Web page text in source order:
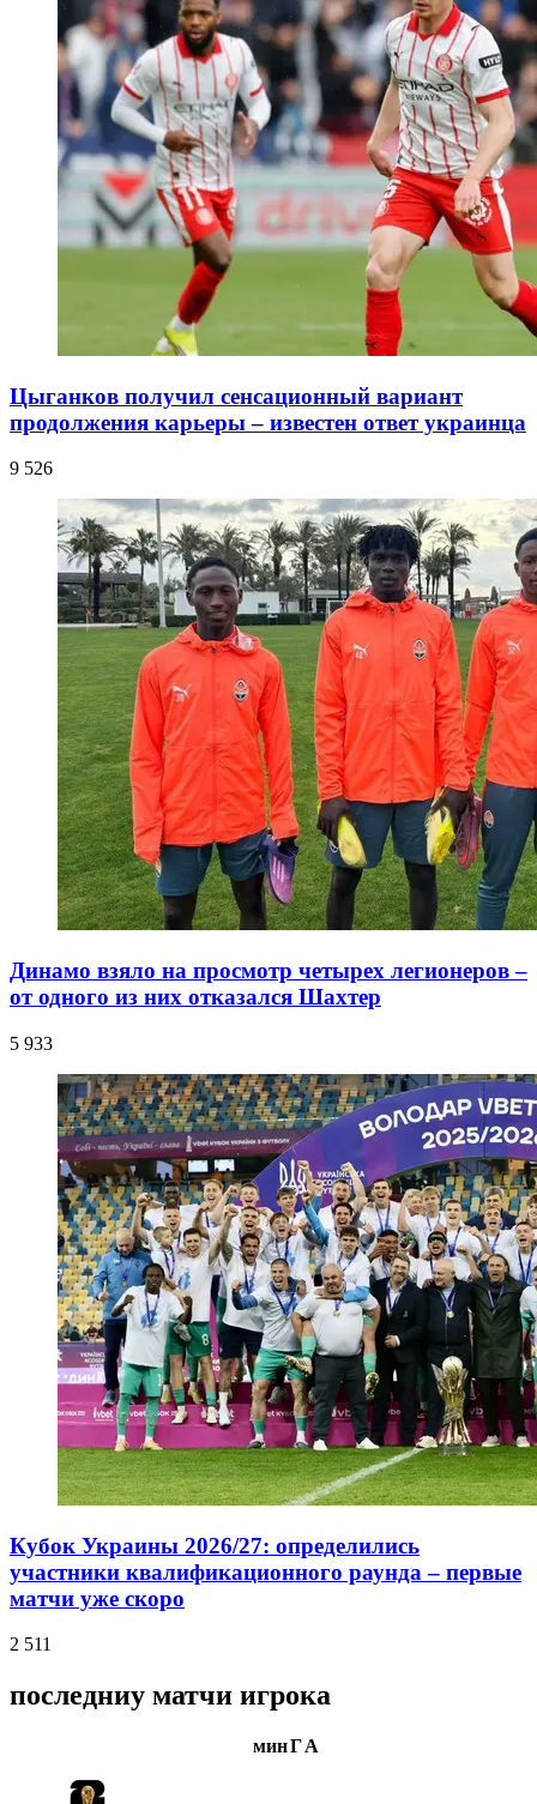
Цыганков получил сенсационный вариант
продолжения карьеры – известен ответ украинца
9 526
Динамо взяло на просмотр четырех легионеров –
от одного из них отказался Шахтер
5 933
Кубок Украины 2026/27: определились
участники квалификационного раунда – первые
матчи уже скоро
2 511
последниу матчи игрока
минГА